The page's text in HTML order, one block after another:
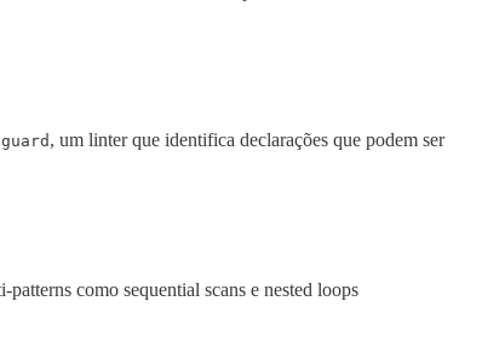
, um linter que identifica declarações que podem ser
como sequential scans e nested loops